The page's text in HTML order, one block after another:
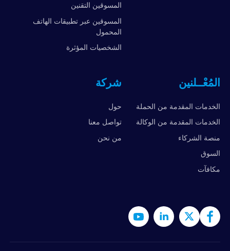
المسوقين التقنين
المسوقين عبر تطبيقات الهاتف
المحمول
الشخصيات المؤثرة
المُعْــلنين
الخدمات المقدمة من الحملة
الخدمات المقدمة من الوكالة
منصة الشركاء
السوق
مكافآت
شركة
حول
تواصل معنا
من نحن